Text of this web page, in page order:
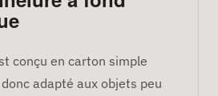
conçu en carton simple
adapté aux objets peu